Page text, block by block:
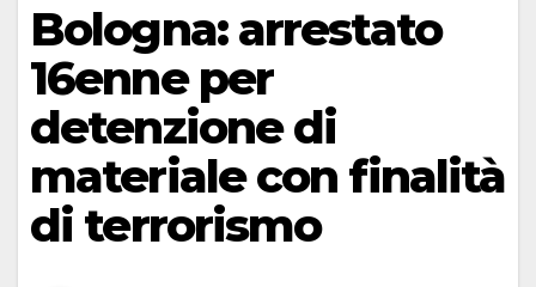
Bologna: arrestato
16enne per
detenzione di
materiale con finalità
di terrorismo